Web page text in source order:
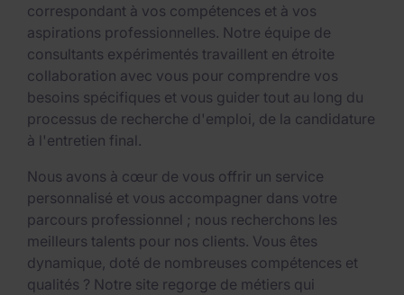
correspondant à vos compétences et à vos
aspirations professionnelles. Notre équipe de
consultants expérimentés travaillent en étroite
collaboration avec vous pour comprendre vos
besoins spécifiques et vous guider tout au long du
processus de recherche d'emploi, de la candidature
à l'entretien final.
Nous avons à cœur de vous offrir un service
personnalisé et vous accompagner dans votre
parcours professionnel ; nous recherchons les
meilleurs talents pour nos clients. Vous êtes
dynamique, doté de nombreuses compétences et
qualités ? Notre site regorge de métiers qui